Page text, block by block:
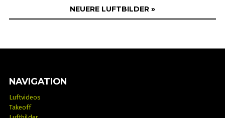
NEUERE LUFTBILDER »
NAVIGATION
Luftvideos
Takeoff